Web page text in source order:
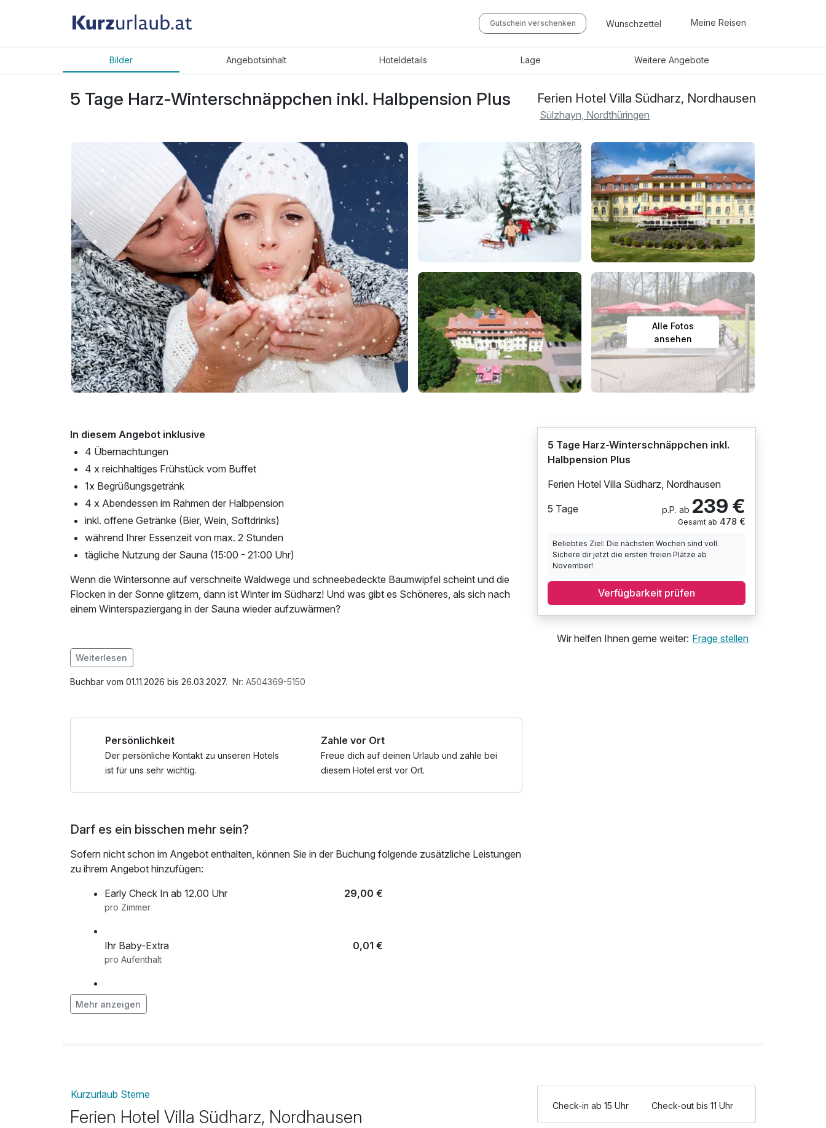
Gutschein verschenken Wunschzettel Meine Reisen
Bilder Angebotsinhalt Hoteldetails Lage WeitereAngebote
5 Tage Harz-Winterschnäppchen inkl. Halbpension Plus Ferien Hotel Villa Südharz, Nordhausen
Sülzhayn, Nordthüringen
Alle Fotos
ansehen
In diesem Angebot inklusive
4 Übernachtungen
4 x reichhaltiges Frühstück vom Buffet
1x Begrüßungsgetränk
4 x Abendessen im Rahmen der Halbpension
inkl. offene Getränke (Bier, Wein, Softdrinks)
während Ihrer Essenzeit von max. 2 Stunden
tägliche Nutzung der Sauna (15:00 - 21:00 Uhr)
Wenn die Wintersonne auf verschneite Waldwege und schneebedeckte Baumwipfel scheint und die
Flocken in der Sonne glitzern, dann ist Winter im Südharz! Und was gibt es Schöneres, als sich nach
einem Winterspaziergang in der Sauna wieder aufzuwärmen?
Im Angebot enthalten
W-LAN Nutzung / Internetnutzung
Weiterlesen
Buchbar vom 01.11.2026 bis 26.03.2027. Nr: A504369-5150
Persönlichkeit
Der persönliche Kontakt zu unseren Hotels
ist für uns sehr wichtig.
Zahle vor Ort
Freue dich auf deinen Urlaub und zahle bei
diesem Hotel erst vor Ort.
Darf es ein bisschen mehr sein?
Sofern nicht schon im Angebot enthalten, können Sie in der Buchung folgende zusätzliche Leistungen
zu ihrem Angebot hinzufügen:
Early Check In ab 12.00 Uhr
29,00 €
pro Zimmer
Ihr Baby-Extra 0,01 €
pro Aufenthalt
Ihr Geburtstags-Extra
pro Zimmer
pro Aufenthalt
Mehr anzeigen
5 Tage Harz-Winterschnäppchen inkl.
Halbpension Plus
Ferien Hotel Villa Südharz, Nordhausen
5 Tage
p.P. ab 239 €
Gesamt ab 478 €
Beliebtes Ziel: Die nächsten Wochen sind voll.
Sichere dir jetzt die ersten freien Plätze ab
November!
Verfügbarkeit prüfen
Wir helfen Ihnen gerne weiter: Frage stellen
Kurzurlaub Sterne
Ferien Hotel Villa Südharz, Nordhausen
Check-in ab 15 Uhr Check-out bis 11 Uhr